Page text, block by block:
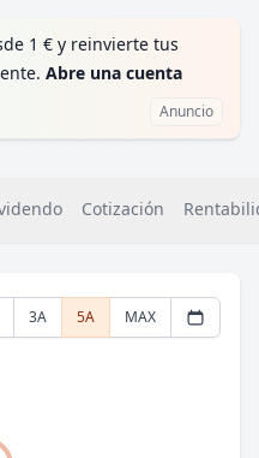
1 € y reinvierte tus
Abre una cuenta
Anuncio
Cotización
3A 5A MAX